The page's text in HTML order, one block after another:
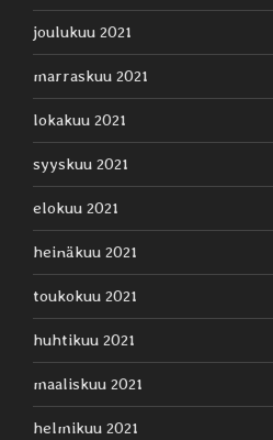
joulukuu 2021
marraskuu 2021
lokakuu 2021
syyskuu 2021
elokuu 2021
heinäkuu 2021
toukokuu 2021
huhtikuu 2021
maaliskuu 2021
helmikuu 2021